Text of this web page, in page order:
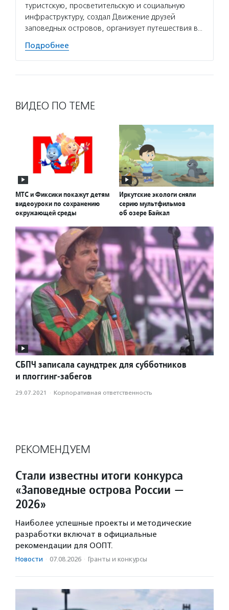
туристскую, просветительскую и социальную
инфраструктуру, создал Движение друзей
заповедных островов, организует путешествия в…
Подробнее
ВИДЕО ПО ТЕМЕ
МТС и Фиксики покажут детям
видеоуроки по сохранению
окружающей среды
Иркутские экологи сняли
серию мультфильмов
об озере Байкал
СБПЧ записала саундтрек для субботников
и плоггинг-забегов
29.07.2021 · Корпоративная ответственность
РЕКОМЕНДУЕМ
Стали известны итоги конкурса
«Заповедные острова России —
2026»
Наиболее успешные проекты и методические
разработки включат в официальные
рекомендации для ООПТ.
Новости · 07.08.2026 · Гранты и конкурсы